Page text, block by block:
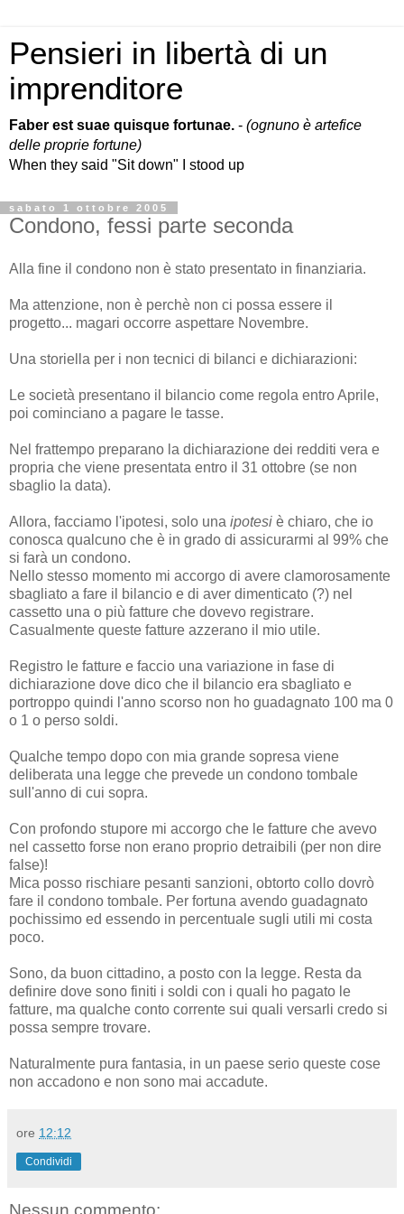
Pensieri in libertà di un
imprenditore
Faber est suae quisque fortunae. - (ognuno è artefice
delle proprie fortune)
When they said "Sit down" I stood up
sabato 1 ottobre 2005
Condono, fessi parte seconda
Alla fine il condono non è stato presentato in finanziaria.
Ma attenzione, non è perchè non ci possa essere il
progetto... magari occorre aspettare Novembre.
Una storiella per i non tecnici di bilanci e dichiarazioni:
Le società presentano il bilancio come regola entro Aprile,
poi cominciano a pagare le tasse.
Nel frattempo preparano la dichiarazione dei redditi vera e
propria che viene presentata entro il 31 ottobre (se non
sbaglio la data).
Allora, facciamo l'ipotesi, solo una ipotesi è chiaro, che io
conosca qualcuno che è in grado di assicurarmi al 99% che
si farà un condono.
Nello stesso momento mi accorgo di avere clamorosamente
sbagliato a fare il bilancio e di aver dimenticato (?) nel
cassetto una o più fatture che dovevo registrare.
Casualmente queste fatture azzerano il mio utile.
Registro le fatture e faccio una variazione in fase di
dichiarazione dove dico che il bilancio era sbagliato e
portroppo quindi l'anno scorso non ho guadagnato 100 ma 0
o 1 o perso soldi.
Qualche tempo dopo con mia grande sopresa viene
deliberata una legge che prevede un condono tombale
sull'anno di cui sopra.
Con profondo stupore mi accorgo che le fatture che avevo
nel cassetto forse non erano proprio detraibili (per non dire
false)!
Mica posso rischiare pesanti sanzioni, obtorto collo dovrò
fare il condono tombale. Per fortuna avendo guadagnato
pochissimo ed essendo in percentuale sugli utili mi costa
poco.
Sono, da buon cittadino, a posto con la legge. Resta da
definire dove sono finiti i soldi con i quali ho pagato le
fatture, ma qualche conto corrente sui quali versarli credo si
possa sempre trovare.
Naturalmente pura fantasia, in un paese serio queste cose
non accadono e non sono mai accadute.
ore 12:12
Condividi
Nessun commento: